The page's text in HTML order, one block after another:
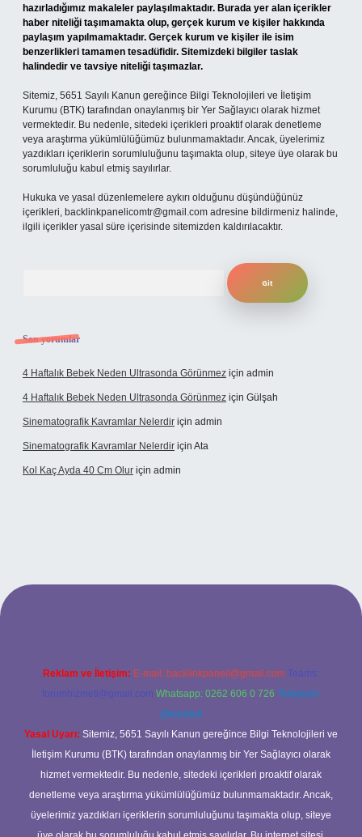
hazırladığımız makaleler paylaşılmaktadır. Burada yer alan içerikler
haber niteliği taşımamakta olup, gerçek kurum ve kişiler hakkında
paylaşım yapılmamaktadır. Gerçek kurum ve kişiler ile isim
benzerlikleri tamamen tesadüfidir. Sitemizdeki bilgiler taslak
halindedir ve tavsiye niteliği taşımazlar.
Sitemiz, 5651 Sayılı Kanun gereğince Bilgi Teknolojileri ve İletişim
Kurumu (BTK) tarafından onaylanmış bir Yer Sağlayıcı olarak hizmet
vermektedir. Bu nedenle, sitedeki içerikleri proaktif olarak denetleme
veya araştırma yükümlülüğümüz bulunmamaktadır. Ancak, üyelerimiz
yazdıkları içeriklerin sorumluluğunu taşımakta olup, siteye üye olarak bu
sorumluluğu kabul etmiş sayılırlar.
Hukuka ve yasal düzenlemelere aykırı olduğunu düşündüğünüz
içerikleri, backlinkpanelicomtr@gmail.com adresine bildirmeniz halinde,
ilgili içerikler yasal süre içerisinde sitemizden kaldırılacaktır.
Son yorumlar
4 Haftalık Bebek Neden Ultrasonda Görünmez için admin
4 Haftalık Bebek Neden Ultrasonda Görünmez için Gülşah
Sinematografik Kavramlar Nelerdir için admin
Sinematografik Kavramlar Nelerdir için Ata
Kol Kaç Ayda 40 Cm Olur için admin
Reklam ve İletişim: E-mail: backlinkpaneli@gmail.com Teams:
forumhizmeti@gmail.com Whatsapp: 0262 606 0 726 Telegram:
@karabul
Yasal Uyarı: Sitemiz, 5651 Sayılı Kanun gereğince Bilgi Teknolojileri ve
İletişim Kurumu (BTK) tarafından onaylanmış bir Yer Sağlayıcı olarak
hizmet vermektedir. Bu nedenle, sitedeki içerikleri proaktif olarak
denetleme veya araştırma yükümlülüğümüz bulunmamaktadır. Ancak,
üyelerimiz yazdıkları içeriklerin sorumluluğunu taşımakta olup, siteye